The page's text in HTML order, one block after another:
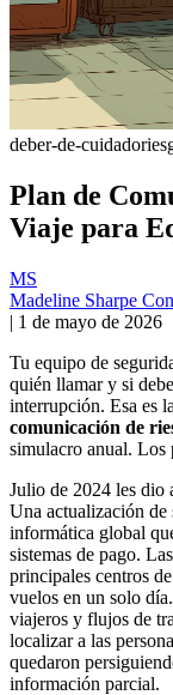
deber-de-cuidado
Plan de
Viaje para
MS
Madeline Sharpe
| 1 de mayo de 2026
Tu equipo de
quién llamar y si
interrupción. Esa es
comunicación de
simulacro anual. Los
Julio de 2024 les dio
Una actualización
informática global
sistemas de pago.
principales centros
vuelos en un solo
viajeros y flujos de
localizar a las
quedaron
información parcial.